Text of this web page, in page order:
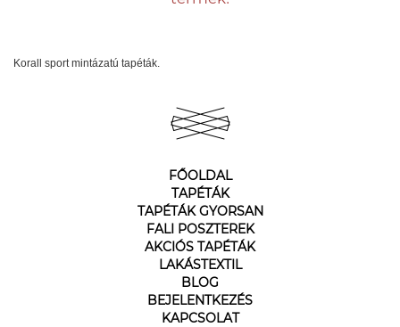
Korall sport mintázatú tapéták.
FŐOLDAL
TAPÉTÁK
TAPÉTÁK GYORSAN
FALI POSZTEREK
AKCIÓS TAPÉTÁK
LAKÁSTEXTIL
BLOG
BEJELENTKEZÉS
KAPCSOLAT